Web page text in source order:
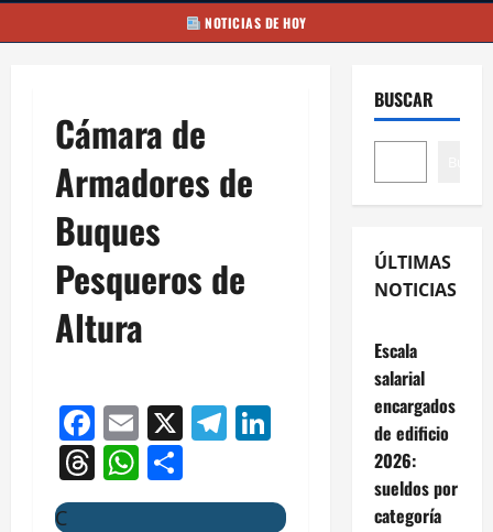
NOTICIAS DE HOY
Cámara de
Armadores de
Buques
Pesqueros de
Altura
Facebook
Email
X Telegram
LinkedIn
Threads
WhatsApp
C
BUSCAR
ÚLTIMAS
NOTICIAS
Escala
salarial
encargados
de edificio
2026:
sueldos por
categoría